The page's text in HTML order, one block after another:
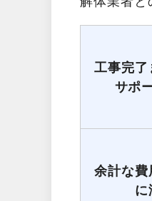
工事完了
サポ
余計な費
に